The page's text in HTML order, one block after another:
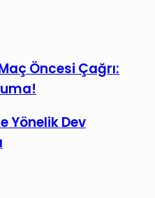
Öncesi Çağrı:
Yönelik Dev